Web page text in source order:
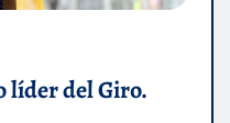
líder del Giro.